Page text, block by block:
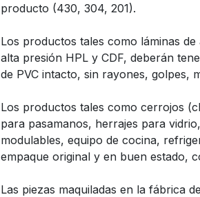
producto (430, 304, 201).
Los productos tales como láminas
alta presión HPL y CDF, deberán
de PVC intacto, sin rayones, golpes,
Los productos tales como cerrojos
para pasamanos, herrajes para
modulables, equipo de cocina,
empaque original y en buen estado,
Las piezas maquiladas en la fábrica